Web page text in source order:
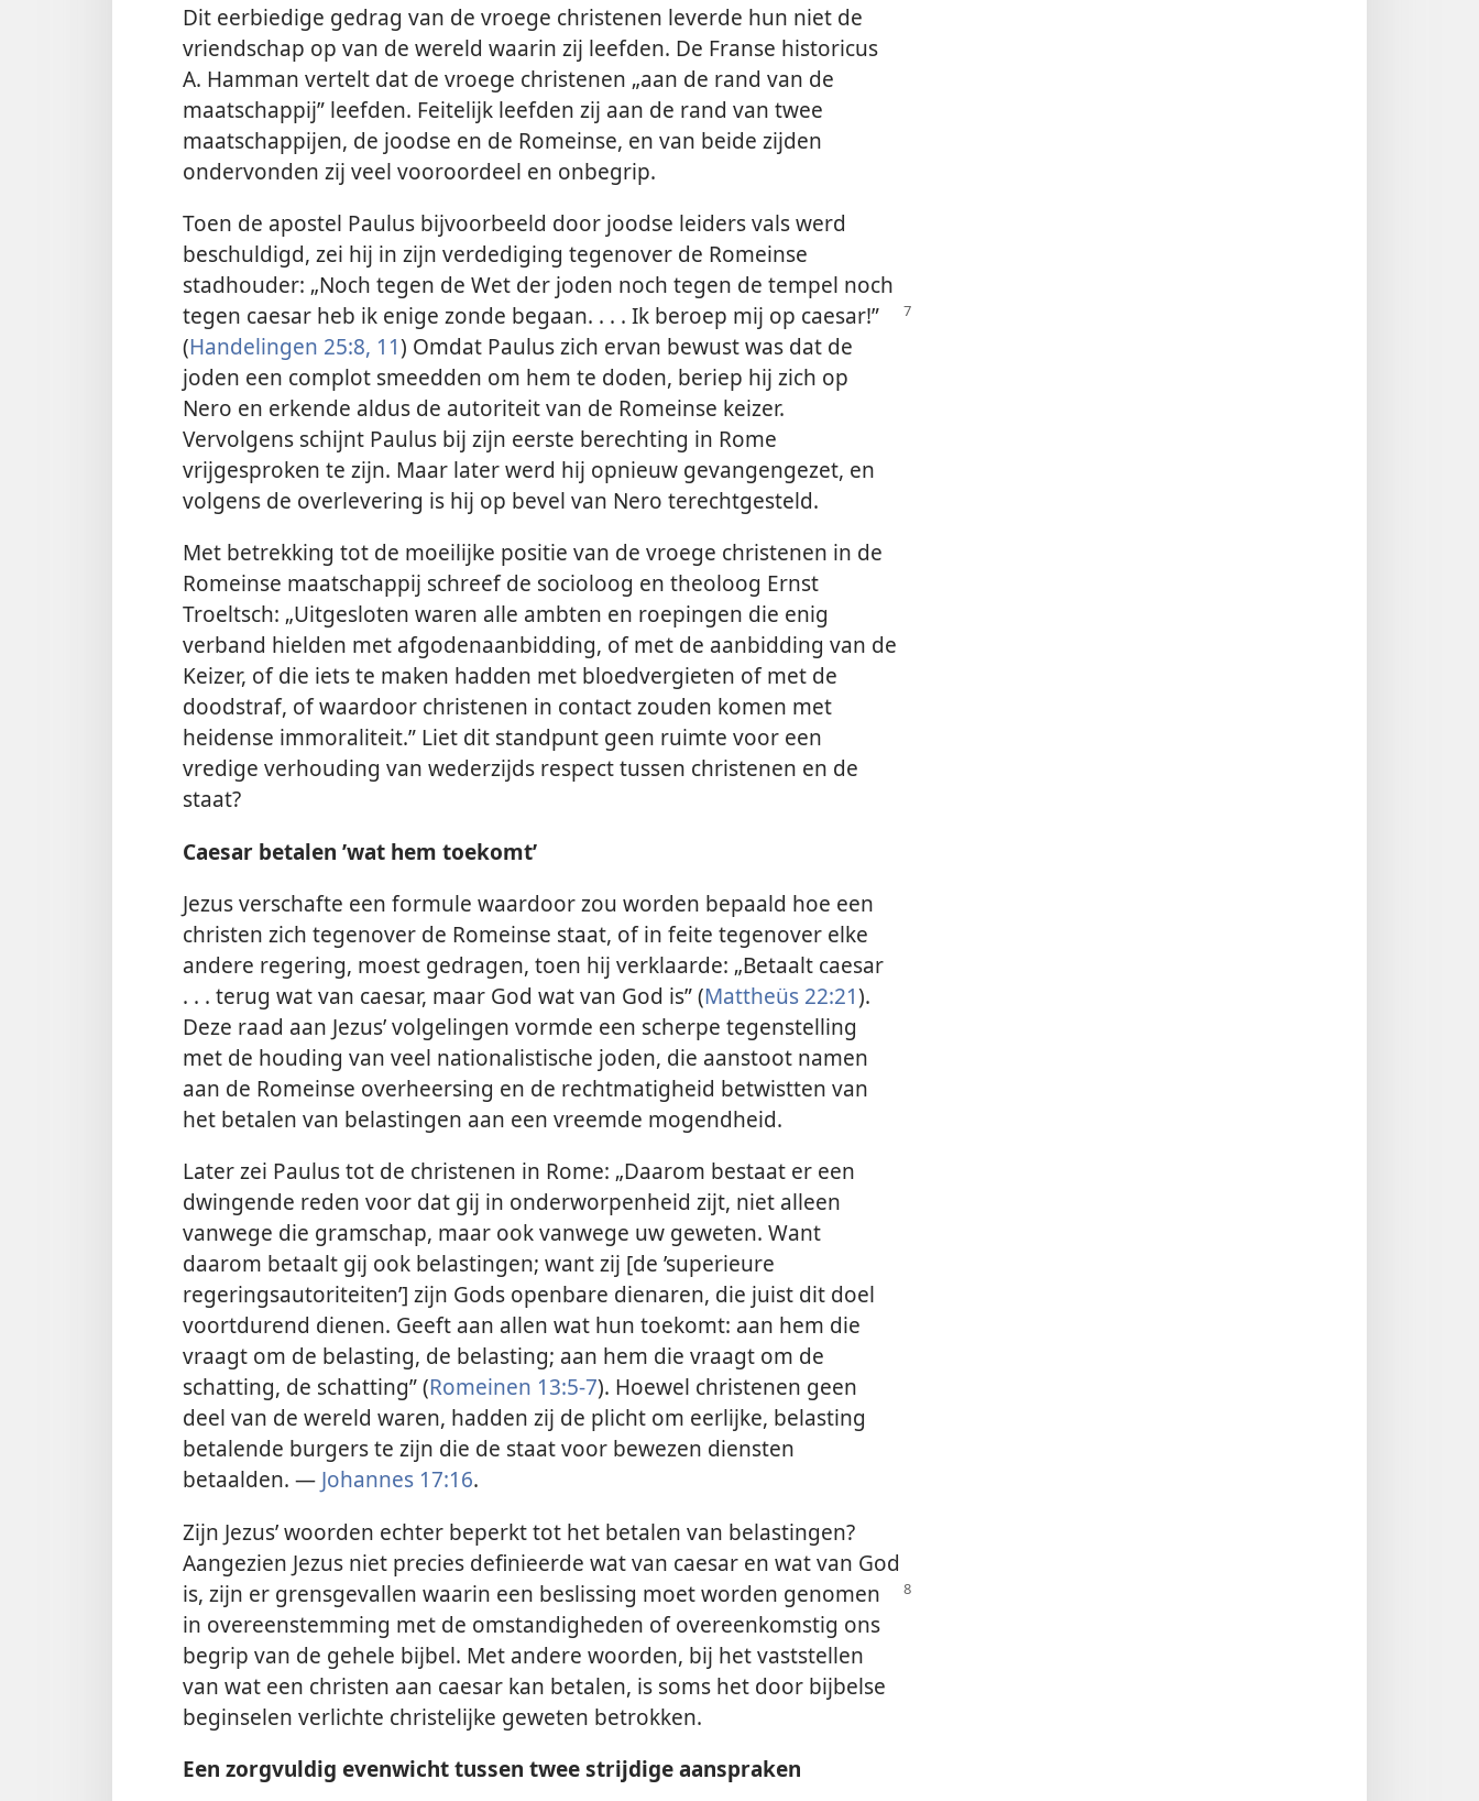
Dit eerbiedige gedrag van de vroege christenen leverde hun niet de
vriendschap op van de wereld waarin zij leefden. De Franse historicus
A. Hamman vertelt dat de vroege christenen „aan de rand van de
maatschappij” leefden. Feitelijk leefden zij aan de rand van twee
maatschappijen, de joodse en de Romeinse, en van beide zijden
ondervonden zij veel vooroordeel en onbegrip.
Toen de apostel Paulus bijvoorbeeld door joodse leiders vals werd
beschuldigd, zei hij in zijn verdediging tegenover de Romeinse
stadhouder: „Noch tegen de Wet der joden noch tegen de tempel noch
tegen caesar heb ik enige zonde begaan. . . . Ik beroep mij op caesar!”
(Handelingen 25:8, 11) Omdat Paulus zich ervan bewust was dat de
joden een complot smeedden om hem te doden, beriep hij zich op
Nero en erkende aldus de autoriteit van de Romeinse keizer.
Vervolgens schijnt Paulus bij zijn eerste berechting in Rome
vrijgesproken te zijn. Maar later werd hij opnieuw gevangengezet, en
volgens de overlevering is hij op bevel van Nero terechtgesteld.
Met betrekking tot de moeilijke positie van de vroege christenen in de
Romeinse maatschappij schreef de socioloog en theoloog Ernst
Troeltsch: „Uitgesloten waren alle ambten en roepingen die enig
verband hielden met afgodenaanbidding, of met de aanbidding van de
Keizer, of die iets te maken hadden met bloedvergieten of met de
doodstraf, of waardoor christenen in contact zouden komen met
heidense immoraliteit.” Liet dit standpunt geen ruimte voor een
vredige verhouding van wederzijds respect tussen christenen en de
staat?
Caesar betalen ’wat hem toekomt’
Jezus verschafte een formule waardoor zou worden bepaald hoe een
christen zich tegenover de Romeinse staat, of in feite tegenover elke
andere regering, moest gedragen, toen hij verklaarde: „Betaalt caesar
. . . terug wat van caesar, maar God wat van God is” (Mattheüs 22:21).
Deze raad aan Jezus’ volgelingen vormde een scherpe tegenstelling
met de houding van veel nationalistische joden, die aanstoot namen
aan de Romeinse overheersing en de rechtmatigheid betwistten van
het betalen van belastingen aan een vreemde mogendheid.
Later zei Paulus tot de christenen in Rome: „Daarom bestaat er een
dwingende reden voor dat gij in onderworpenheid zijt, niet alleen
vanwege die gramschap, maar ook vanwege uw geweten. Want
daarom betaalt gij ook belastingen; want zij [de ’superieure
regeringsautoriteiten’] zijn Gods openbare dienaren, die juist dit doel
voortdurend dienen. Geeft aan allen wat hun toekomt: aan hem die
vraagt om de belasting, de belasting; aan hem die vraagt om de
schatting, de schatting” (Romeinen 13:5-7). Hoewel christenen geen
deel van de wereld waren, hadden zij de plicht om eerlijke, belasting
betalende burgers te zijn die de staat voor bewezen diensten
betaalden. — Johannes 17:16.
Zijn Jezus’ woorden echter beperkt tot het betalen van belastingen?
Aangezien Jezus niet precies definieerde wat van caesar en wat van God
is, zijn er grensgevallen waarin een beslissing moet worden genomen
in overeenstemming met de omstandigheden of overeenkomstig ons
begrip van de gehele bijbel. Met andere woorden, bij het vaststellen
van wat een christen aan caesar kan betalen, is soms het door bijbelse
beginselen verlichte christelijke geweten betrokken.
Een zorgvuldig evenwicht tussen twee strijdige aanspraken